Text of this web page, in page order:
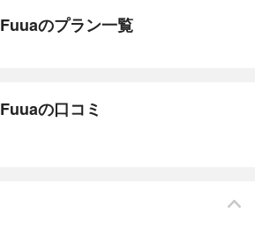
のプラン一覧
の口コミ